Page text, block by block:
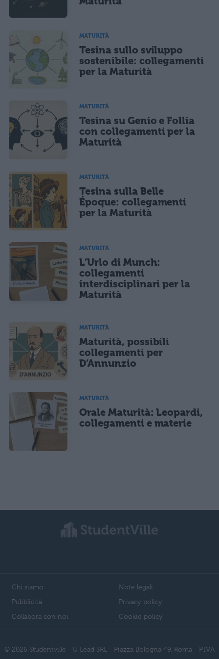
MATURITÀ
Tesina sullo sviluppo
sostenibile: collegamenti
per la Maturità
MATURITÀ
Tesina su Genio e Follia
con collegamenti per la
Maturità
MATURITÀ
Tesina sulla Belle
Époque: collegamenti
per la Maturità
MATURITÀ
L’Urlo di Munch:
collegamenti
interdisciplinari per la
Maturità
MATURITÀ
Maturità, possibili
collegamenti per
D’Annunzio
MATURITÀ
Orale Maturità: Leopardi,
collegamenti e materie
Chi siamo
Pubblicità
Collabora con noi
Note legali
Privacy policy
Cookie policy
© 2026 Studentville - U Lead SRL - Piazza Bologna 49, Roma - P.IVA